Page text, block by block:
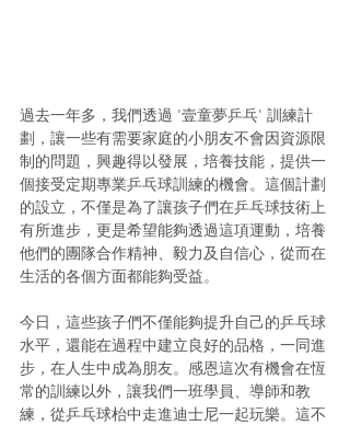
過去一年多，我們透過 '壹童夢乒乓' 訓練計
劃，讓一些有需要家庭的小朋友不會因資源限
制的問題，興趣得以發展，培養技能，提供一
個接受定期專業乒乓球訓練的機會。這個計劃
的設立，不僅是為了讓孩子們在乒乓球技術上
有所進步，更是希望能夠透過這項運動，培養
他們的團隊合作精神、毅力及自信心，從而在
生活的各個方面都能夠受益。
今日，這些孩子們不僅能夠提升自己的乒乓球
水平，還能在過程中建立良好的品格，一同進
步，在人生中成為朋友。感恩這次有機會在恆
常的訓練以外，讓我們一班學員、導師和教
練，從乒乓球枱中走進迪士尼一起玩樂。這不